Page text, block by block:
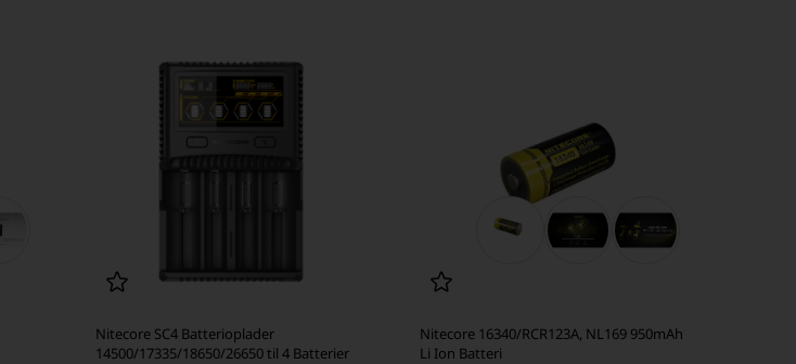
Nitecore SC4 Batterioplader
14500/17335/18650/26650 til 4 Batterier
Nitecore 16340/RCR123A, NL169 950mAh
Li Ion Batteri